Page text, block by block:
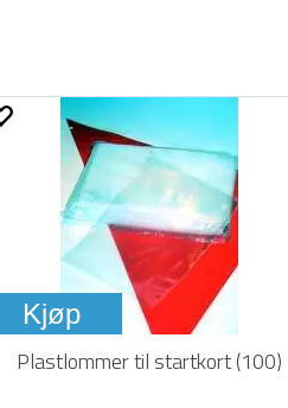
Kjøp
Plastlommer til startkort (100)